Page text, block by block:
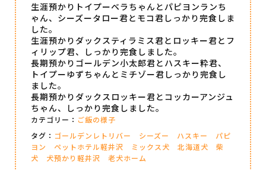
生涯預かりトイプーベラちゃんとパピヨンランち
ゃん、シーズータロー君とモコ君しっかり完食しま
した。
生涯預かりダックスティラミス君とロッキー君とフ
ィリップ君、しっかり完食しました。
長期預かりゴールデン小太郎君とハスキー粋君、
トイプーゆずちゃんとミチゾー君しっかり完食し
ました。
長期預かりダックスロッキー君とコッカーアンジュ
ちゃん、しっかり完食しました。
カテゴリー： ご飯の様子
タグ： ゴールデンレトリバー シーズー ハスキー
パピ
ヨン
ペットホテル軽井沢 ミックス犬 北海道犬
柴
犬
犬預かり軽井沢 老犬ホーム